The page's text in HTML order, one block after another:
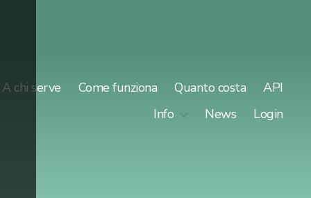
A chi serve Come funziona Quanto costa
API
Info
News Login